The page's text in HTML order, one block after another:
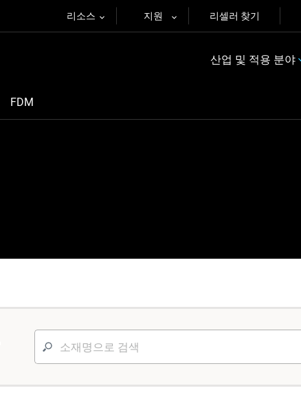
리소스 지원 리셀러 찾기
산업 및 적용 분야
FDM